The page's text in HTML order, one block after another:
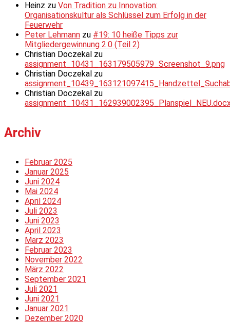
Heinz zu Von Tradition zu Innovation:
Organisationskultur als Schlüssel zum Erfolg in der
Feuerwehr
Peter Lehmann zu #19: 10 heiße Tipps zur
Mitgliedergewinnung 2.0 (Teil 2)
Christian Doczekal zu
assignment_10431_163179505979_Screenshot_9.png
Christian Doczekal zu
Christian Doczekal zu
Archiv
Februar 2025
Januar 2025
Juni 2024
Mai 2024
April 2024
Juli 2023
Juni 2023
April 2023
März 2023
Februar 2023
November 2022
März 2022
September 2021
Juli 2021
Juni 2021
Januar 2021
Dezember 2020